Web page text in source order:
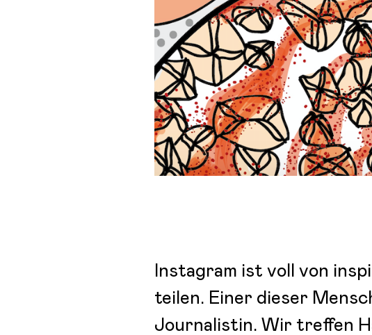
Instagram ist voll von
teilen. Einer dieser
Journalistin. Wir treffen